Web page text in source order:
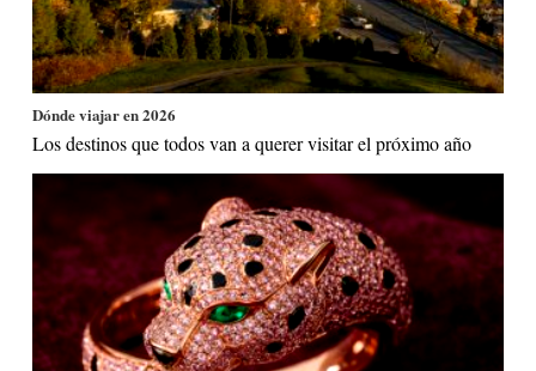
Dónde viajar en 2026
Los destinos que todos van a querer visitar el próximo año